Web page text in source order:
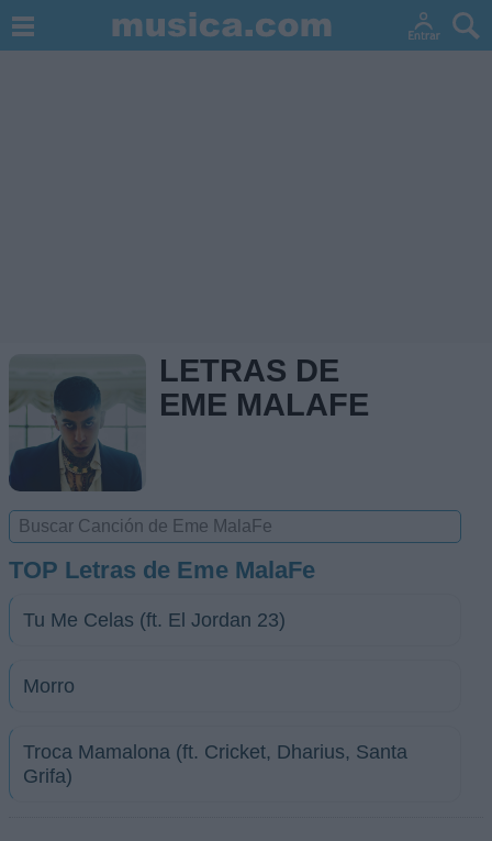
LETRAS DE
EME MALAFE
TOP Letras de Eme MalaFe
Tu Me Celas (ft. El Jordan 23)
Morro
Troca Mamalona (ft. Cricket, Dharius, Santa
Grifa)